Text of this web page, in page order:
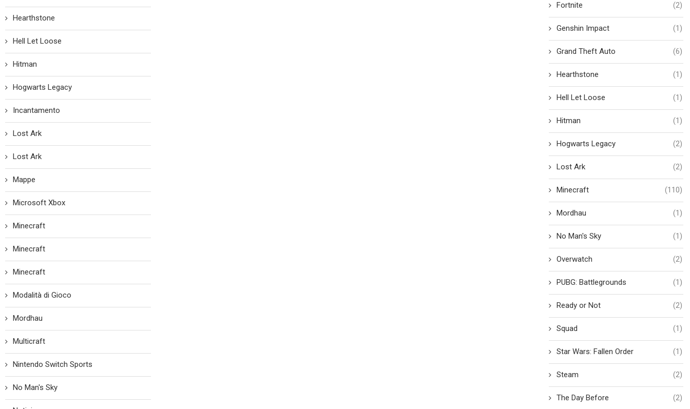
Fortnite (2)
Genshin Impact (1)
Grand Theft Auto (6)
Hearthstone (1)
Hell Let Loose (1)
Hitman (1)
Hogwarts Legacy (2)
Lost Ark (2)
Minecraft (110)
Mordhau (1)
No Man's Sky (1)
Overwatch (2)
PUBG: Battlegrounds (1)
Ready or Not (2)
Squad (1)
Star Wars: Fallen Order (1)
Steam (2)
The Day Before (2)
Hearthstone
Hell Let Loose
Hitman
Hogwarts Legacy
Incantamento
Lost Ark
Lost Ark
Mappe
Microsoft Xbox
Minecraft
Minecraft
Minecraft
Modalità di Gioco
Mordhau
Multicraft
Nintendo Switch Sports
No Man's Sky